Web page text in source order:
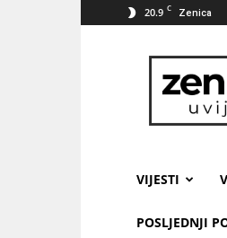
20.9 C Zenica
VIJESTI
POSLJEDNJI